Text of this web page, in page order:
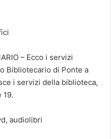
– Ecco i servizi
Bibliotecario di Ponte a
i servizi della biblioteca,
19.
audiolibri